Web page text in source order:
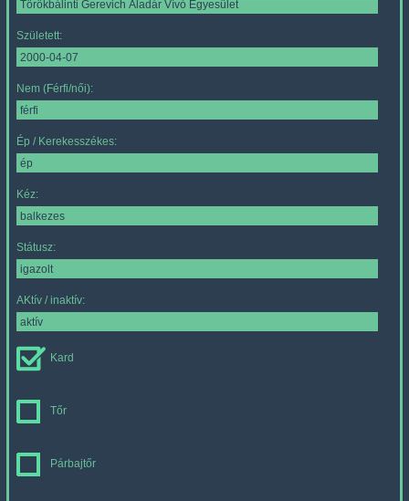
Született:
Nem (Férfi/női):
Ép / Kerekesszékes:
Kéz:
Státusz:
AKtív / inaktív:
Kard
Tőr
Párbajtőr